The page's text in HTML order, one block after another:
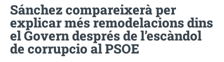
Sánchez compareixerà per
explicar més remodelacions dins
el Govern després de l’escàndol
de corrupcio al PSOE